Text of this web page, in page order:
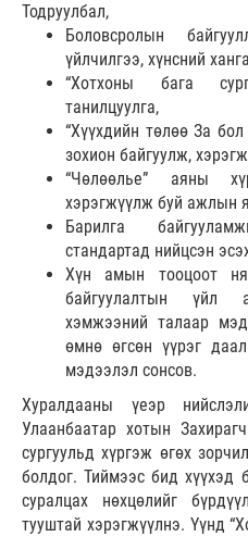
Тодруулбал,
Боловсролын
үйлчилгээ, хүнсний
“Хотхоны бага
танилцуулга,
“Хүүхдийн төлөө За
зохион байгуулж,
“Чөлөөлье” аяны
хэрэгжүүлж буй ажлын
Барилга
стандартад нийцсэн
Хүн амын тооцоот
байгуулалтын үйл
хэмжээний талаар
өмнө өгсөн үүрэг
мэдээлэл сонсов.
Хуралдааны үеэр
Улаанбаатар хотын
сургуульд хүргэж өгөх
болдог. Тиймээс бид хүүхэд
суралцах нөхцөлийг
тууштай хэрэгжүүлнэ. Үүнд